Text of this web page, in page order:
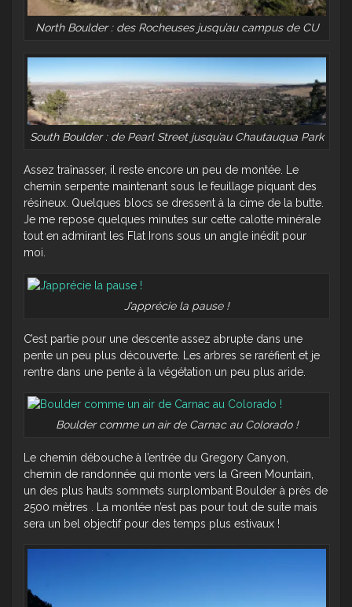
North Boulder : des Rocheuses jusqu’au campus de CU
South Boulder : de Pearl Street jusqu’au Chautauqua Park
Assez traînasser, il reste encore un peu de montée. Le
chemin serpente maintenant sous le feuillage piquant des
résineux. Quelques blocs se dressent à la cime de la butte.
Je me repose quelques minutes sur cette calotte minérale
tout en admirant les Flat Irons sous un angle inédit pour
moi.
J’apprécie la pause !
C’est partie pour une descente assez abrupte dans une
pente un peu plus découverte. Les arbres se raréfient et je
rentre dans une pente à la végétation un peu plus aride.
Boulder comme un air de Carnac au Colorado !
Le chemin débouche à l’entrée du Gregory Canyon,
chemin de randonnée qui monte vers la Green Mountain,
un des plus hauts sommets surplombant Boulder à près de
2500 mètres . La montée n’est pas pour tout de suite mais
sera un bel objectif pour des temps plus estivaux !